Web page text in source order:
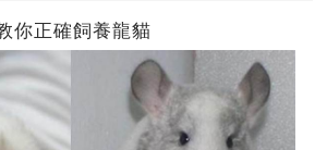
你正確飼養龍貓